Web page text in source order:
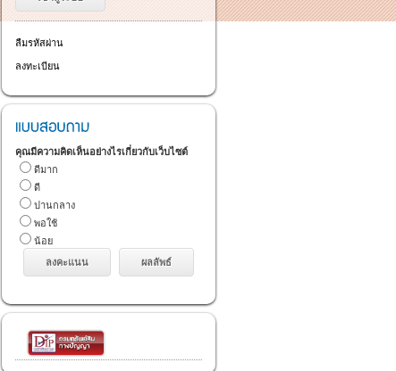
ลืมรหัสผ่าน
ลงทะเบียน
คุณมีความคิดเห็นอย่างไรเกี่ยวกับเว็บไซต์
ดีมาก
ดี
ปานกลาง
พอใช้
น้อย